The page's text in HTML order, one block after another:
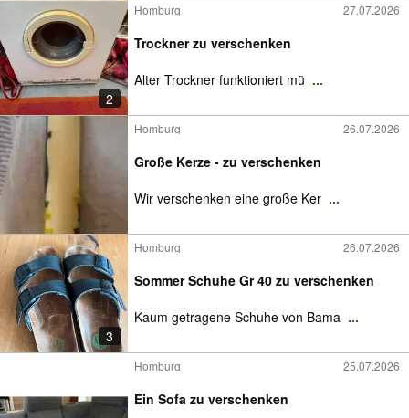
2
Homburg 27.07.2026
Trockner zu verschenken
Alter Trockner funktioniert mü ...
Homburg 26.07.2026
Große Kerze - zu verschenken
Wir verschenken eine große Ker ...
3
Homburg 26.07.2026
Sommer Schuhe Gr 40 zu verschenken
Kaum getragene Schuhe von Bama ...
Homburg 25.07.2026
Ein Sofa zu verschenken